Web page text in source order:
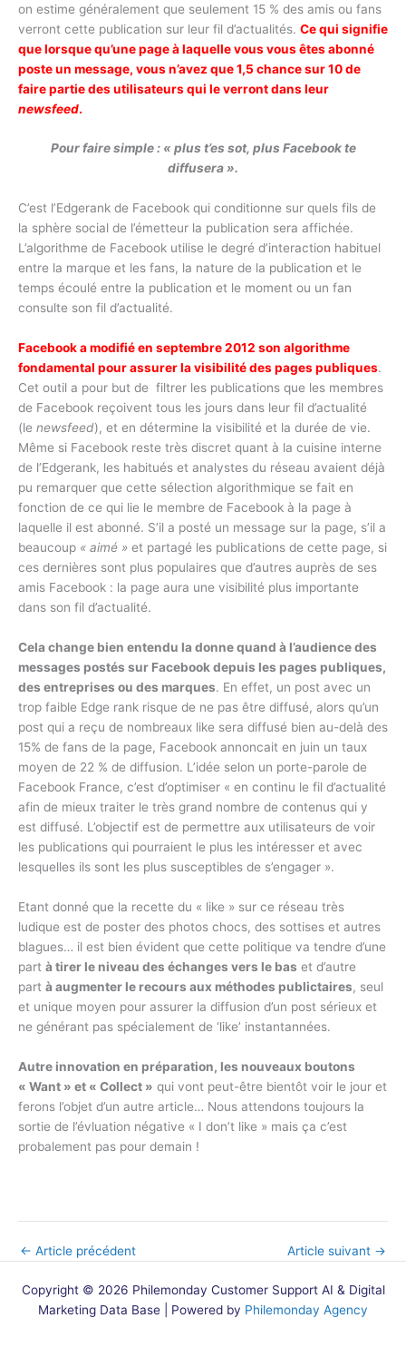
on estime généralement que seulement 15 % des amis ou fans
verront cette publication sur leur fil d’actualités. Ce qui signifie
que lorsque qu’une page à laquelle vous vous êtes abonné
poste un message, vous n’avez que 1,5 chance sur 10 de
faire partie des utilisateurs qui le verront dans leur
newsfeed.
Pour faire simple : « plus t’es sot, plus Facebook te
diffusera ».
C’est l’Edgerank de Facebook qui conditionne sur quels fils de
la sphère social de l’émetteur la publication sera affichée.
L’algorithme de Facebook utilise le degré d’interaction habituel
entre la marque et les fans, la nature de la publication et le
temps écoulé entre la publication et le moment ou un fan
consulte son fil d’actualité.
Facebook a modifié en septembre 2012 son algorithme
fondamental pour assurer la visibilité des pages publiques.
Cet outil a pour but de filtrer les publications que les membres
de Facebook reçoivent tous les jours dans leur fil d’actualité
(le newsfeed), et en détermine la visibilité et la durée de vie.
Même si Facebook reste très discret quant à la cuisine interne
de l’Edgerank, les habitués et analystes du réseau avaient déjà
pu remarquer que cette sélection algorithmique se fait en
fonction de ce qui lie le membre de Facebook à la page à
laquelle il est abonné. S’il a posté un message sur la page, s’il a
beaucoup « aimé » et partagé les publications de cette page, si
ces dernières sont plus populaires que d’autres auprès de ses
amis Facebook : la page aura une visibilité plus importante
dans son fil d’actualité.
Cela change bien entendu la donne quand à l’audience des
messages postés sur Facebook depuis les pages publiques,
des entreprises ou des marques. En effet, un post avec un
trop faible Edge rank risque de ne pas être diffusé, alors qu’un
post qui a reçu de nombreaux like sera diffusé bien au-delà des
15% de fans de la page, Facebook annoncait en juin un taux
moyen de 22 % de diffusion. L’idée selon un porte-parole de
Facebook France, c’est d’optimiser « en continu le fil d’actualité
afin de mieux traiter le très grand nombre de contenus qui y
est diffusé. L’objectif est de permettre aux utilisateurs de voir
les publications qui pourraient le plus les intéresser et avec
lesquelles ils sont les plus susceptibles de s’engager ».
Etant donné que la recette du « like » sur ce réseau très
ludique est de poster des photos chocs, des sottises et autres
blagues… il est bien évident que cette politique va tendre d’une
part à tirer le niveau des échanges vers le bas et d’autre
part à augmenter le recours aux méthodes publictaires, seul
et unique moyen pour assurer la diffusion d’un post sérieux et
ne générant pas spécialement de ‘like’ instantannées.
Autre innovation en préparation, les nouveaux boutons
« Want » et « Collect » qui vont peut-être bientôt voir le jour et
ferons l’objet d’un autre article… Nous attendons toujours la
sortie de l’évluation négative « I don’t like » mais ça c’est
probalement pas pour demain !
← Article précédent Article suivant →
Copyright © 2026 Philemonday Customer Support AI & Digital
Marketing Data Base | Powered by Philemonday Agency